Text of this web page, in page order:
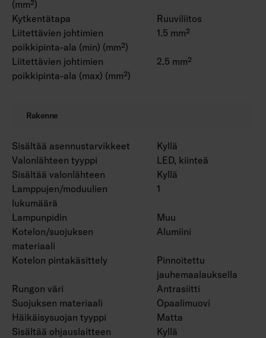
(mm²)
Kytkentätapa
Ruuviliitos
Liitettävien johtimien
poikkipinta-ala (min) (mm²)
1.5 mm²
Liitettävien johtimien
poikkipinta-ala (max) (mm²)
2.5 mm²
Rakenne
Sisältää asennustarvikkeet
Kyllä
Valonlähteen tyyppi
LED, kiinteä
Sisältää valonlähteen
Kyllä
Lamppujen/moduulien
lukumäärä
1
Lampunpidin
Muu
Kotelon/suojuksen
materiaali
Alumiini
Kotelon pintakäsittely
Pinnoitettu
jauhemaalauksella
Rungon väri
Antrasiitti
Suojuksen materiaali
Opaalimuovi
Häikäisysuojan tyyppi
Matta
Sisältää ohjauslaitteen
Kyllä